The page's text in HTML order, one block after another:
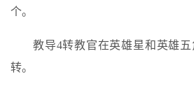
个。
教导4转教官在英雄星和英雄
转。